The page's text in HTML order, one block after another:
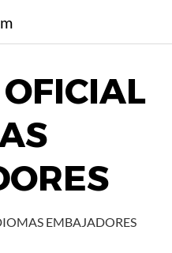
EMBAJADORES